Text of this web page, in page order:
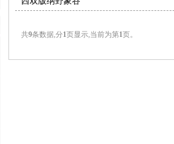
共9条数据,分1页显示,当前为第1页。